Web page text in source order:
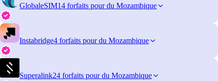
GlobaleSIM14 forfaits pour du Mozambique
Instabridge4 forfaits pour du Mozambique
Superalink24 forfaits pour du Mozambique